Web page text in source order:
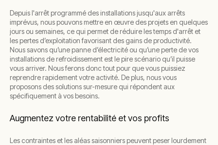
Depuis l'arrêt programmé des installations jusqu'aux arrêts
imprévus, nous pouvons mettre en œuvre des projets en quelques
jours ou semaines, ce qui permet de réduire les temps d'arrêt et
les pertes d’exploitation favorisant des gains de productivité.
Nous savons qu’une panne d’électricité ou qu’une perte de vos
installations de refroidissement est le pire scénario qu’il puisse
vous arriver. Nous ferons donc tout pour que vous puissiez
reprendre rapidement votre activité. De plus, nous vous
proposons des solutions sur-mesure qui répondent aux
spécifiquement à vos besoins.
Augmentez votre rentabilité et vos profits
Les contraintes et les aléas saisonniers peuvent peser lourdement